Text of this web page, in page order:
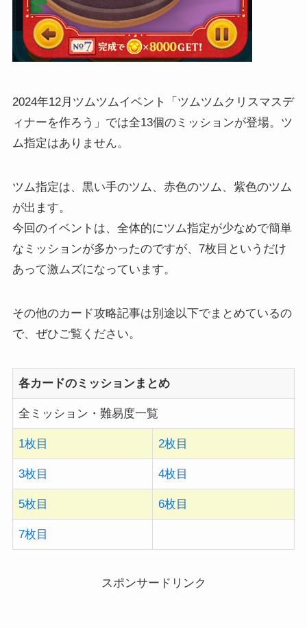
2024年12月ツムツムイベント「ツムツムクリスマスデ
ィナーを作ろう」では全13個のミッションが登場。ツ
ム指定はありません。
ツム指定は、黒い手のツム、赤色のツム、紫色のツム
が出ます。
今回のイベントは、全体的にツム指定が少なめで簡単
なミッションが多かったのですが、7枚目というだけ
あって激ムズになっています。
その他のカード攻略記事は別途以下でまとめているの
で、ぜひご覧ください。
各カードのミッションまとめ
全ミッション・難易度一覧
1枚目 2枚目
3枚目 4枚目
5枚目 6枚目
7枚目
スポンサードリンク